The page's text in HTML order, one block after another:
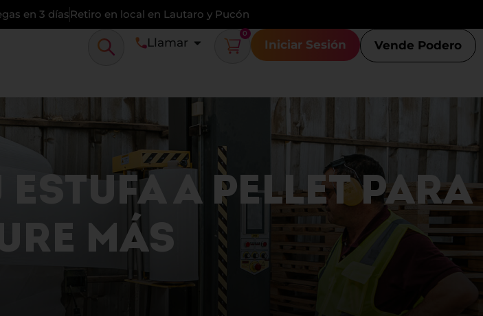
en 3 días Retiro en local en Lautaro y Pucón
Llamar
0
Iniciar Sesión Vende Podero
A PELLET PARA
MÁS